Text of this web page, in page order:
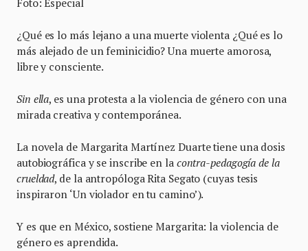
¿Qué es lo más lejano a una muerte violenta ¿Qué es lo
más alejado de un feminicidio? Una muerte amorosa,
libre y consciente.
Sin ella, es una protesta a la violencia de género con una
mirada creativa y contemporánea.
La novela de Margarita Martínez Duarte tiene una dosis
autobiográfica y se inscribe en la contra-pedagogía de la
crueldad, de la antropóloga Rita Segato (cuyas tesis
inspiraron ‘Un violador en tu camino’).
Y es que en México, sostiene Margarita: la violencia de
género es aprendida.